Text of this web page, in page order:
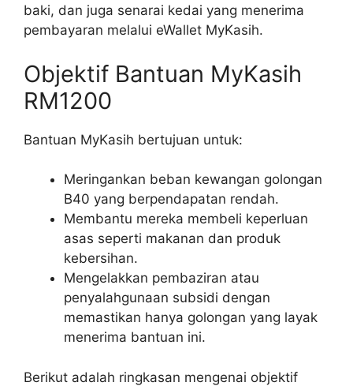
baki, dan juga senarai kedai yang menerima
pembayaran melalui eWallet MyKasih.
Objektif Bantuan MyKasih
RM1200
Bantuan MyKasih bertujuan untuk:
Meringankan beban kewangan golongan
B40 yang berpendapatan rendah.
Membantu mereka membeli keperluan
asas seperti makanan dan produk
kebersihan.
Mengelakkan pembaziran atau
penyalahgunaan subsidi dengan
memastikan hanya golongan yang layak
menerima bantuan ini.
Berikut adalah ringkasan mengenai objektif